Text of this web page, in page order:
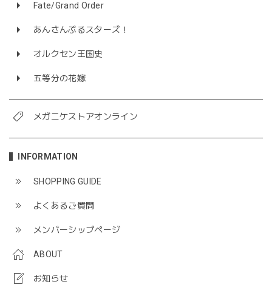
Fate/Grand Order
あんさんぶるスターズ！
オルクセン王国史
五等分の花嫁
メガニケストアオンライン
INFORMATION
SHOPPING GUIDE
よくあるご質問
メンバーシップページ
ABOUT
お知らせ